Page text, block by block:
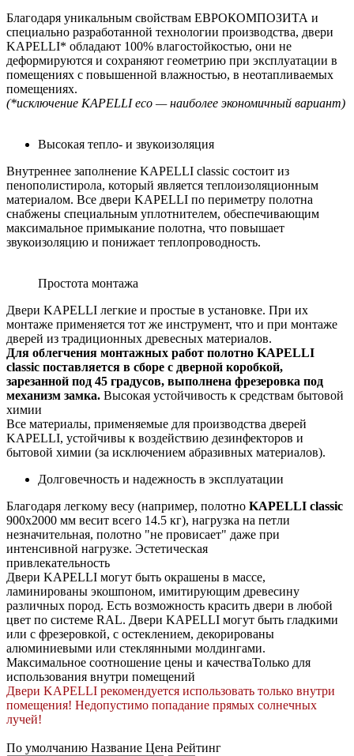
Благодаря уникальным свойствам ЕВРОКОМПОЗИТА и
специально разработанной технологии производства, двери
KAPELLI* обладают 100% влагостойкостью, они не
деформируются и сохраняют геометрию при эксплуатации в
помещениях с повышенной влажностью, в неотапливаемых
помещениях.
(*исключение KAPELLI eco — наиболее экономичный вариант)
Высокая тепло- и звукоизоляция
Внутреннее заполнение KAPELLI classic состоит из
пенополистирола, который является теплоизоляционным
материалом. Все двери KAPELLI по периметру полотна
снабжены специальным уплотнителем, обеспечивающим
максимальное примыкание полотна, что повышает
звукоизоляцию и понижает теплопроводность.
Простота монтажа
Двери KAPELLI легкие и простые в установке. При их
монтаже применяется тот же инструмент, что и при монтаже
дверей из традиционных древесных материалов.
Для облегчения монтажных работ полотно KAPELLI
classic поставляется в сборе с дверной коробкой,
зарезанной под 45 градусов, выполнена фрезеровка под
механизм замка. Высокая устойчивость к средствам бытовой
химии
Все материалы, применяемые для производства дверей
KAPELLI, устойчивы к воздействию дезинфекторов и
бытовой химии (за исключением абразивных материалов).
Долговечность и надежность в эксплуатации
Благодаря легкому весу (например, полотно KAPELLI classic
900х2000 мм весит всего 14.5 кг), нагрузка на петли
незначительная, полотно "не провисает" даже при
интенсивной нагрузке. Эстетическая
привлекательность
Двери KAPELLI могут быть окрашены в массе,
ламинированы экошпоном, имитирующим древесину
различных пород. Есть возможность красить двери в любой
цвет по системе RAL. Двери KAPELLI могут быть гладкими
или с фрезеровкой, с остеклением, декорированы
алюминиевыми или стеклянными молдингами.
Максимальное соотношение цены и качестваТолько для
использования внутри помещений
Двери KAPELLI рекомендуется использовать только внутри
помещения! Недопустимо попадание прямых солнечных
лучей!
По умолчанию Название Цена Рейтинг